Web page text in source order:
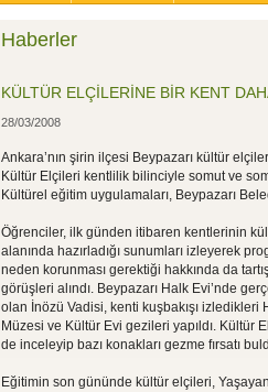
Haberler
KÜLTÜR ELÇİLERİNE BİR KENT
28/03/2008
Ankara’nın şirin ilçesi Beypazarı kültür
Kültür Elçileri kentlilik bilinciyle somut ve
Kültürel eğitim uygulamaları, Beypazarı
Öğrenciler, ilk günden itibaren kentlerinin
alanında hazırladığı sunumları izleyerek
neden korunması gerektiği hakkında da
görüşleri alındı. Beypazarı Halk Evi’nde
olan İnözü Vadisi, kenti kuşbakışı izledikleri
Müzesi ve Kültür Evi gezileri yapıldı. Kültür
de inceleyip bazı konakları gezme fırsatı
Eğitimin son gününde kültür elçileri,